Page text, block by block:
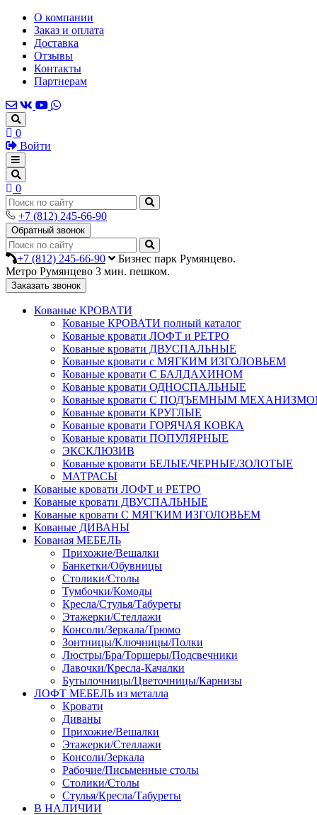
О компании
Заказ и оплата
Доставка
Отзывы
Контакты
Партнерам
0
Войти
0
+7 (812) 245-66-90
Обратный звонок
+7 (812) 245-66-90
Бизнес парк Румянцево.
Метро Румянцево 3 мин. пешком.
Заказать звонок
Кованые КРОВАТИ
Кованые КРОВАТИ полный каталог
Кованые кровати ЛОФТ и РЕТРО
Кованые кровати ДВУСПАЛЬНЫЕ
Кованые кровати с МЯГКИМ ИЗГОЛОВЬЕМ
Кованые кровати С БАЛДАХИНОМ
Кованые кровати ОДНОСПАЛЬНЫЕ
Кованые кровати С ПОДЪЕМНЫМ
Кованые кровати КРУГЛЫЕ
Кованые кровати ГОРЯЧАЯ КОВКА
Кованые кровати ПОПУЛЯРНЫЕ
ЭКСКЛЮЗИВ
Кованые кровати БЕЛЫЕ/ЧЕРНЫЕ/ЗОЛОТЫЕ
МАТРАСЫ
Кованые кровати ЛОФТ и РЕТРО
Кованые кровати ДВУСПАЛЬНЫЕ
Кованые кровати С МЯГКИМ ИЗГОЛОВЬЕМ
Кованые ДИВАНЫ
Кованая МЕБЕЛЬ
Прихожие/Вешалки
Банкетки/Обувницы
Столики/Столы
Тумбочки/Комоды
Кресла/Стулья/Табуреты
Этажерки/Стеллажи
Консоли/Зеркала/Трюмо
Зонтницы/Ключницы/Полки
Люстры/Бра/Торшеры/Подсвечники
Лавочки/Кресла-Качалки
Бутылочницы/Цветочницы/Карнизы
ЛОФТ МЕБЕЛЬ из металла
Кровати
Диваны
Прихожие/Вешалки
Этажерки/Стеллажи
Консоли/Зеркала
Рабочие/Письменные столы
Столики/Столы
Стулья/Кресла/Табуреты
В НАЛИЧИИ